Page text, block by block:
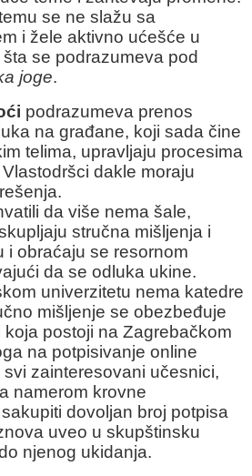
se ne slažu sa
i žele aktivno ućešće u
se podrazumeva pod
joge.
podrazumeva prenos
na građane, koji sada čine
telima, upravljaju procesima
dakle moraju
da više nema šale,
stručna mišljenja i
i obraćaju se resornom
da se odluka ukine.
univerzitetu nema katedre
mišljenje se obezbeđuje
postoji na Zagrebačkom
na potpisivanje online
zainteresovani učesnici,
namerom krovne
dovoljan broj potpisa
uveo u skupštinsku
njenog ukidanja.